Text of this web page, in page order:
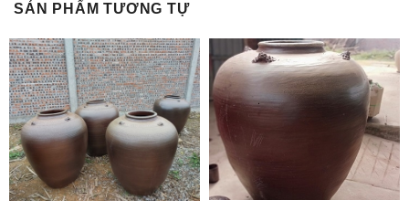
SẢN PHẨM TƯƠNG TỰ